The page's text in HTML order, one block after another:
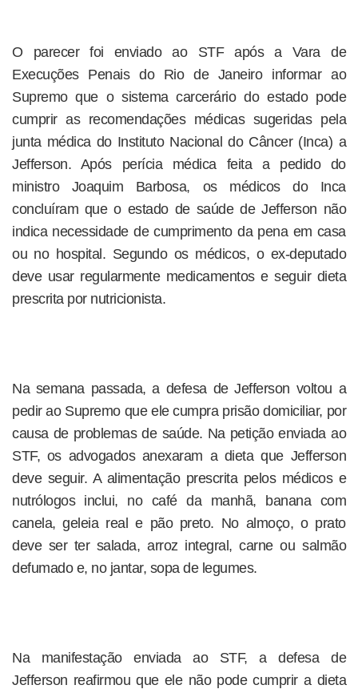
O parecer foi enviado ao STF após a Vara de
Execuções Penais do Rio de Janeiro informar ao
Supremo que o sistema carcerário do estado pode
cumprir as recomendações médicas sugeridas pela
junta médica do Instituto Nacional do Câncer (Inca) a
Jefferson. Após perícia médica feita a pedido do
ministro Joaquim Barbosa, os médicos do Inca
concluíram que o estado de saúde de Jefferson não
indica necessidade de cumprimento da pena em casa
ou no hospital. Segundo os médicos, o ex-deputado
deve usar regularmente medicamentos e seguir dieta
prescrita por nutricionista.
Na semana passada, a defesa de Jefferson voltou a
pedir ao Supremo que ele cumpra prisão domiciliar, por
causa de problemas de saúde. Na petição enviada ao
STF, os advogados anexaram a dieta que Jefferson
deve seguir. A alimentação prescrita pelos médicos e
nutrólogos inclui, no café da manhã, banana com
canela, geleia real e pão preto. No almoço, o prato
deve ser ter salada, arroz integral, carne ou salmão
defumado e, no jantar, sopa de legumes.
Na manifestação enviada ao STF, a defesa de
Jefferson reafirmou que ele não pode cumprir a dieta